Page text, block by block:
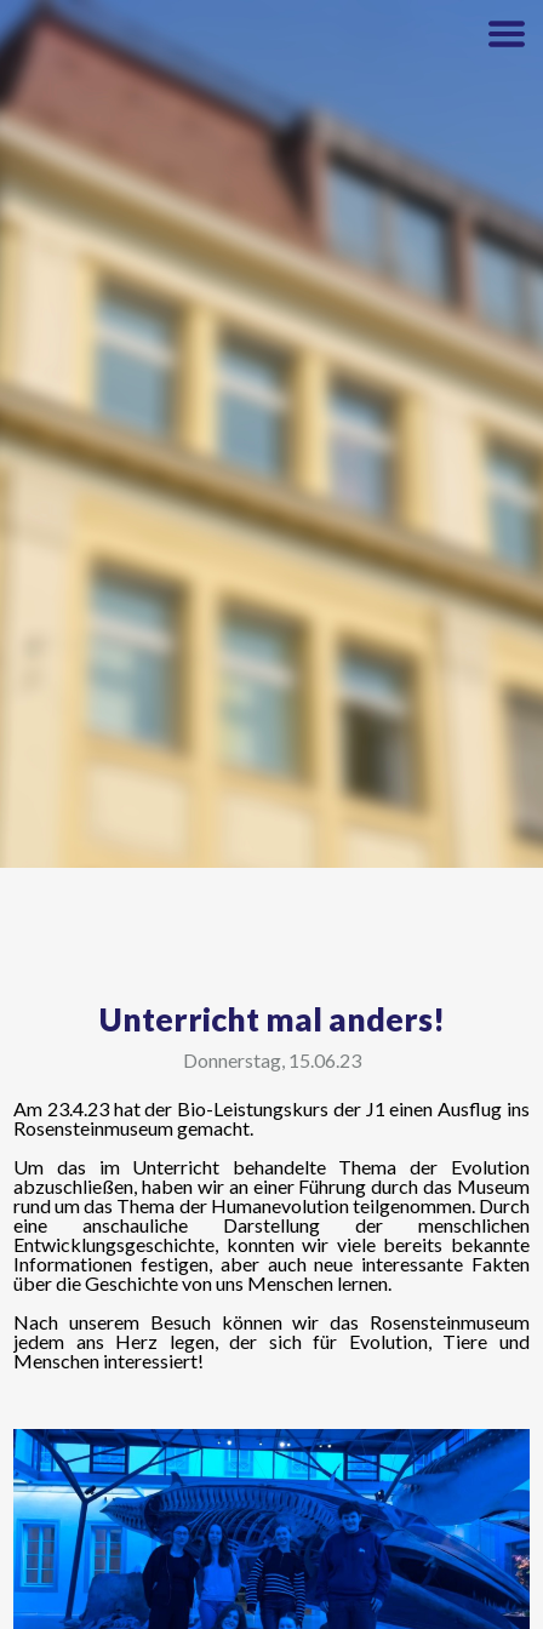
Unterricht mal anders!
Donnerstag, 15.06.23
Am 23.4.23 hat der Bio-Leistungskurs der J1 einen Ausflug ins
Rosensteinmuseum gemacht.
Um das im Unterricht behandelte Thema der Evolution
abzuschließen, haben wir an einer Führung durch das Museum
rund um das Thema der Humanevolution teilgenommen. Durch
eine anschauliche Darstellung der menschlichen
Entwicklungsgeschichte, konnten wir viele bereits bekannte
Informationen festigen, aber auch neue interessante Fakten
über die Geschichte von uns Menschen lernen.
Nach unserem Besuch können wir das Rosensteinmuseum
jedem ans Herz legen, der sich für Evolution, Tiere und
Menschen interessiert!